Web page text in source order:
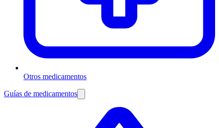
Otros medicamentos
Guías de medicamentos